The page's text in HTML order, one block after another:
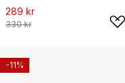
289 kr
330 kr
-11%